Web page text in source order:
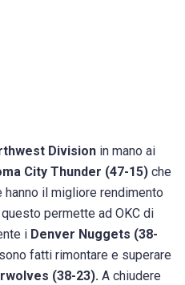
Division in mano ai
City Thunder (47-15) che
hanno il migliore rendimento
permette ad OKC di
i Denver Nuggets (38-
fatti rimontare e superare
(38-23). A chiudere